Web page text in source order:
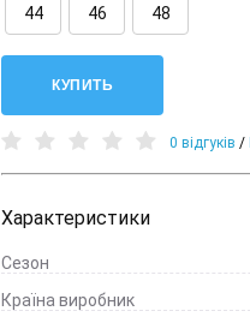
44 46 48
КУПИТЬ
0 відгуків /
Характеристики
Сезон
Країна виробник